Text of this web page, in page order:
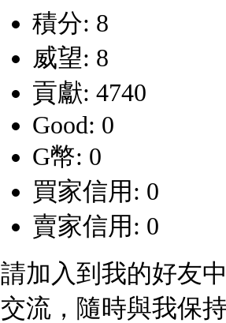
積分: 8
威望: 8
貢獻: 4740
Good: 0
G幣: 0
買家信用: 0
賣家信用: 0
請加入到我的好友
交流，隨時與我保